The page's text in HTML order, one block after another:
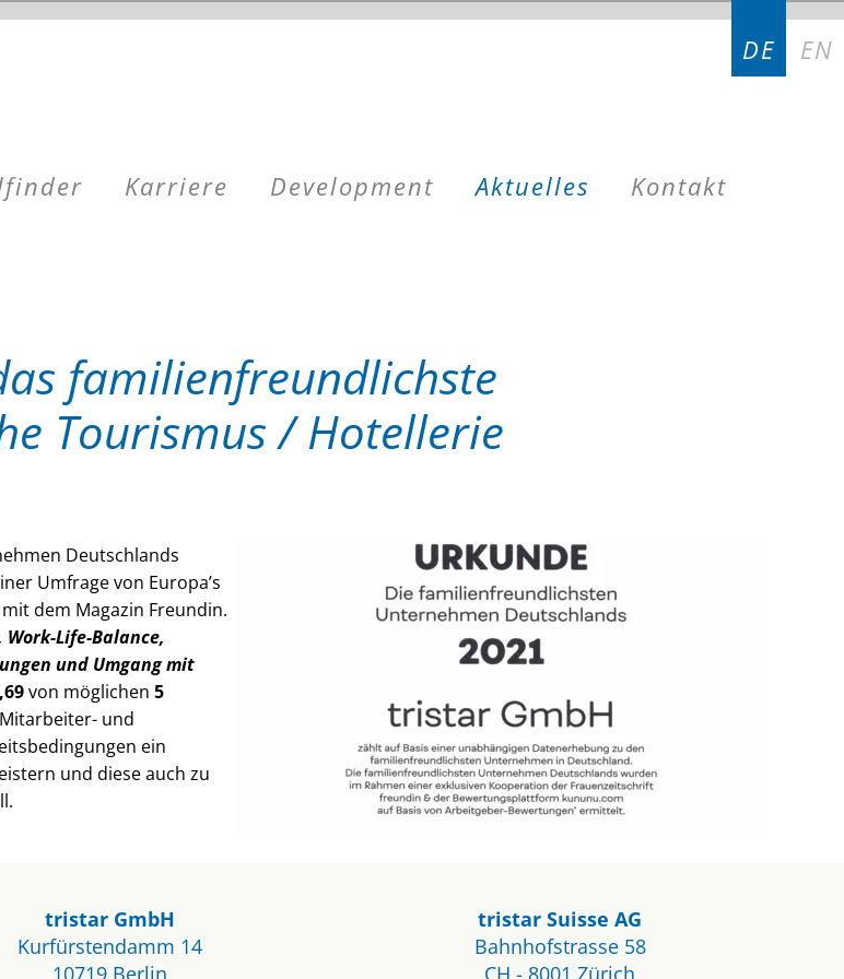
DE EN
Karriere Development Aktuelles Kontakt
familienfreundlichste
Tourismus / Hotellerie
Deutschlands
Umfrage von Europa’s
dem Magazin Freundin.
Life-Balance,
und Umgang mit
von möglichen 5
und
ein
und diese auch zu
tristar GmbH
Kurfürstendamm 14
10719 Berlin​
tristar Suisse AG
Bahnhofstrasse 58
CH - 8001 Zürich